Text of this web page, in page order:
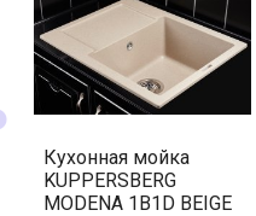
Кухонная мойка
KUPPERSBERG
MODENA 1B1D BEIGE